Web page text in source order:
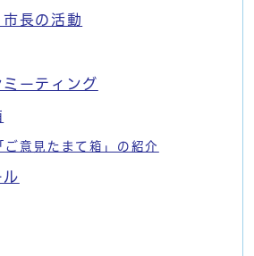
長の活動
ーティング
ご意見たまて箱」の紹介